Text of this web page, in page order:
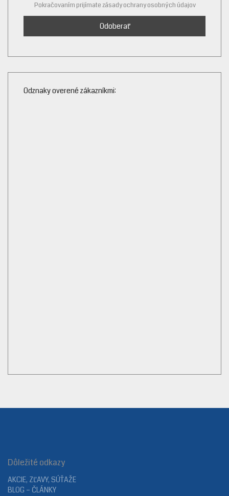
Pokračovaním prijímate zásady ochrany osobných údajov
Odznaky overené zákazníkmi:
Dôležité odkazy
AKCIE, ZĽAVY, SÚŤAŽE
BLOG – ČLÁNKY